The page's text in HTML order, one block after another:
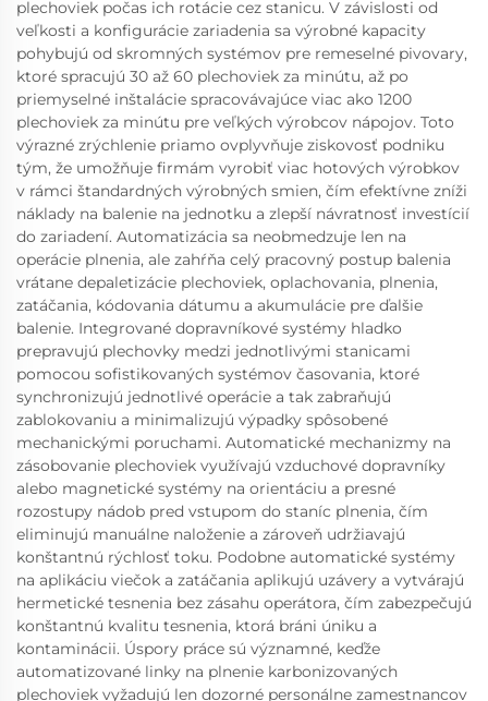
plechoviek počas ich rotácie cez stanicu. V závislosti od
veľkosti a konfigurácie zariadenia sa výrobné kapacity
pohybujú od skromných systémov pre remeselné pivovary,
ktoré spracujú 30 až 60 plechoviek za minútu, až po
priemyselné inštalácie spracovávajúce viac ako 1200
plechoviek za minútu pre veľkých výrobcov nápojov. Toto
výrazné zrýchlenie priamo ovplyvňuje ziskovosť podniku
tým, že umožňuje firmám vyrobiť viac hotových výrobkov
v rámci štandardných výrobných smien, čím efektívne zníži
náklady na balenie na jednotku a zlepší návratnosť investícií
do zariadení. Automatizácia sa neobmedzuje len na
operácie plnenia, ale zahŕňa celý pracovný postup balenia
vrátane depaletizácie plechoviek, oplachovania, plnenia,
zatáčania, kódovania dátumu a akumulácie pre ďalšie
balenie. Integrované dopravníkové systémy hladko
prepravujú plechovky medzi jednotlivými stanicami
pomocou sofistikovaných systémov časovania, ktoré
synchronizujú jednotlivé operácie a tak zabraňujú
zablokovaniu a minimalizujú výpadky spôsobené
mechanickými poruchami. Automatické mechanizmy na
zásobovanie plechoviek využívajú vzduchové dopravníky
alebo magnetické systémy na orientáciu a presné
rozostupy nádob pred vstupom do staníc plnenia, čím
eliminujú manuálne naloženie a zároveň udržiavajú
konštantnú rýchlosť toku. Podobne automatické systémy
na aplikáciu viečok a zatáčania aplikujú uzávery a vytvárajú
hermetické tesnenia bez zásahu operátora, čím zabezpečujú
konštantnú kvalitu tesnenia, ktorá bráni úniku a
kontaminácii. Úspory práce sú významné, keďže
automatizované linky na plnenie karbonizovaných
plechoviek vyžadujú len dozorné personálne zamestnancov